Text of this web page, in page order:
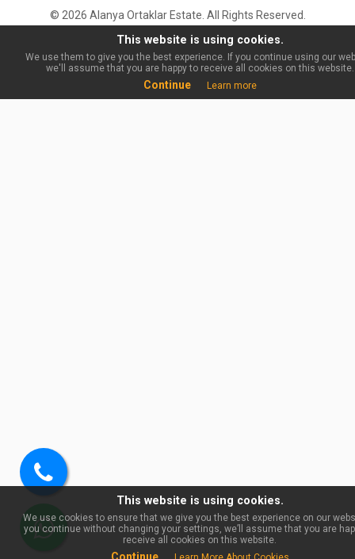
© 2026 Alanya Ortaklar Estate. All Rights Reserved.
Ring
oss
WhatsApp
This website is using cookies.
We use cookies to ensure that we give you the best experience on our
you continue without changing your settings, we’ll assume that you are
receive all cookies on this website.
This website is using cookies.
We use them to give you the best experience. If you continue using our
we'll assume that you are happy to receive all cookies on this website.
Continue Learn more